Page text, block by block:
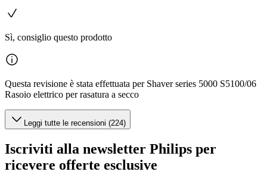
Sì, consiglio questo prodotto
Questa revisione è stata effettuata per Shaver series 5000 S5100/06
Rasoio elettrico per rasatura a secco
Leggi tutte le recensioni (224)
Iscriviti alla newsletter Philips per
ricevere offerte esclusive